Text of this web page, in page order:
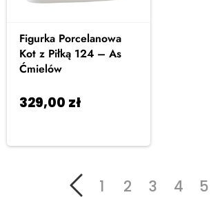
Figurka Porcelanowa
Kot z Piłką 124 – As
Ćmielów
329,00 zł
1 2 3 4 5